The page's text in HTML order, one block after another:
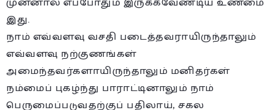
இது.
நாம் எவ்வளவு வசதி படைத்தவராயிருந்தாலும்
எவ்வளவு நற்குணங்கள்
அமைந்தவர்களாயிருந்தாலும் மனிதர்கள்
நம்மைப் புகழ்ந்து பாராட்டினாலும் நாம்
பெருமைப்படுவதற்குப் பதிலாய், சகல